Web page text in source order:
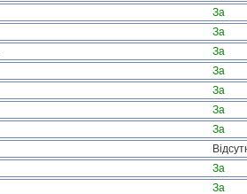
За
За
За
За
За
За
За
За
За